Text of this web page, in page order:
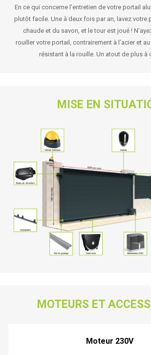
En ce qui concerne l’entretien de votre portail
plutôt facile. Une à deux fois par an, lavez votre
chaude et du savon, et le tour est joué !
rouiller votre portail, contrairement à l’acier et
résistant à la rouille. Un atout de plus à
MISE EN
MOTEURS ET
Moteur 230V